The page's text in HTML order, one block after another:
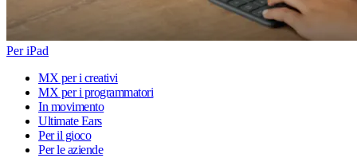
Per iPad
MX per i creativi
MX per i programmatori
In movimento
Ultimate Ears
Per il gioco
Per le aziende